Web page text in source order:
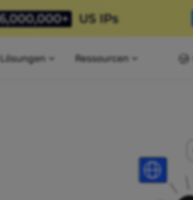
Lösungen Ressourcen